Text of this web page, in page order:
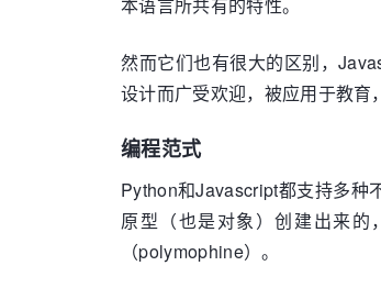
然而它们也有很大的区别，
设计而广受欢迎，被应用于教育
编程范式
Python和Javascript都支持多种
原型（也是对象）创建出来
（polymophine）。